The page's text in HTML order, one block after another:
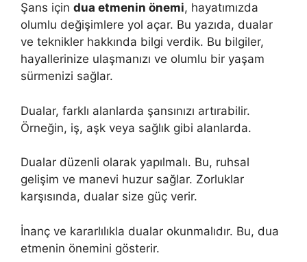
Şans için dua etmenin önemi, hayatımızda
olumlu değişimlere yol açar. Bu yazıda, dualar
ve teknikler hakkında bilgi verdik. Bu bilgiler,
hayallerinize ulaşmanızı ve olumlu bir yaşam
sürmenizi sağlar.
Dualar, farklı alanlarda şansınızı artırabilir.
Örneğin, iş, aşk veya sağlık gibi alanlarda.
Dualar düzenli olarak yapılmalı. Bu, ruhsal
gelişim ve manevi huzur sağlar. Zorluklar
karşısında, dualar size güç verir.
İnanç ve kararlılıkla dualar okunmalıdır. Bu, dua
etmenin önemini gösterir.